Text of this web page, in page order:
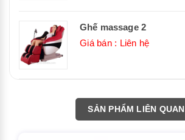
Ghế massage 2
Giá bán : Liên hệ
SẢN PHẨM LIÊN QUAN